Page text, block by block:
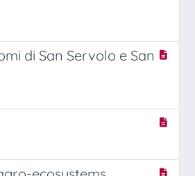
di San Servolo e San